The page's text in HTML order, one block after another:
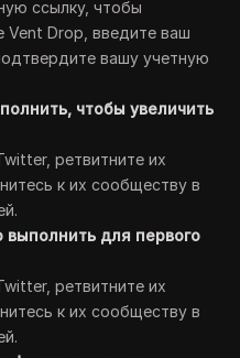
ссылку, чтобы
Vent Drop, введите ваш
вашу учетную
чтобы увеличить
ретвитните их
к их сообществу в
для первого
ретвитните их
к их сообществу в